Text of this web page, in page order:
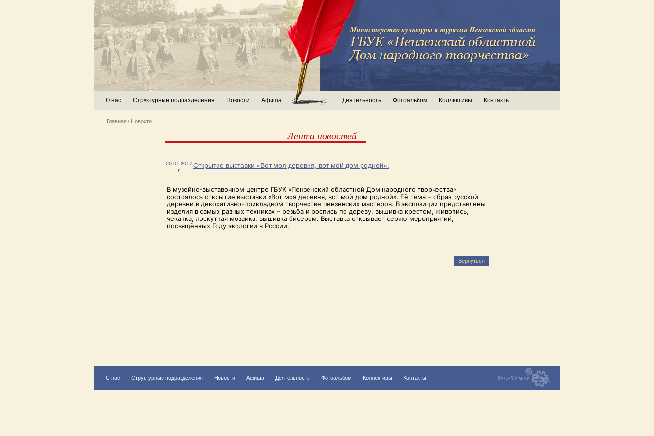
О нас Структурные подразделения Новости Афиша Деятельность Фотоальбом Коллективы Контакты
Главная / Новости
Лента новостей
20.01.2017
г.
Открытие выставки «Вот моя деревня, вот мой дом родной».
В музейно-выставочном центре ГБУК «Пензенский областной Дом народного творчества»
состоялось открытие выставки «Вот моя деревня, вот мой дом родной». Её тема – образ русской
деревни в декоративно-прикладном творчестве пензенских мастеров. В экспозиции представлены
изделия в самых разных техниках – резьба и роспись по дереву, вышивка крестом, живопись,
чеканка, лоскутная мозаика, вышивка бисером. Выставка открывает серию мероприятий,
посвящённых Году экологии в России.
Вернуться
О нас Структурные подразделения Новости Афиша Деятельность Фотоальбом Коллективы Контакты